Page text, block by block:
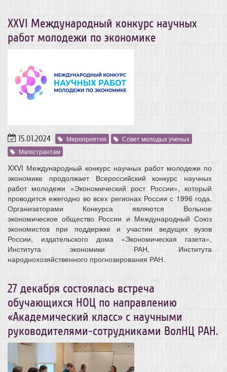
XXVI Международный конкурс научных
работ молодежи по экономике
15.01.2024 Мероприятия
Совет молодых ученых
Магистрантам
XXVI Международный конкурс научных работ молодежи по
экономике продолжает Всероссийский конкурс научных
работ молодежи «Экономический рост России», который
проводится ежегодно во всех регионах России с 1996 года.
Организаторами Конкурса являются Вольное
экономическое общество России и Международный Союз
экономистов при поддержке и участии ведущих вузов
России, издательского дома «Экономическая газета»,
Института экономики РАН, Института
народнохозяйственного прогнозирования РАН.
27 декабря состоялась встреча
обучающихся НОЦ по направлению
«Академический класс» с научными
руководителями-сотрудниками ВолНЦ РАН.